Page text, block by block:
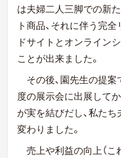
は夫婦二人三脚での新
ト商品、それに伴う完
ドサイトとオンライン
ことが出来ました。
その後、園先生の提
度の展示会に出展して
が実を結びだし、私た
変わりました。
売上や利益の向上（こ